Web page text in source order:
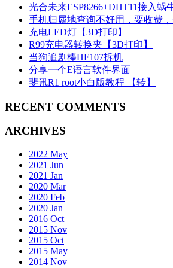
光合未来ESP8266+DHT11接入蜗
手机归属地查询不好用，要收费
充电LED灯【3D打印】
R99充电器转换夹【3D打印】
当狗追剧棒HF107拆机
分享一个E语言软件界面
斐讯R1 root小白版教程 【转】
RECENT COMMENTS
ARCHIVES
2022 May
2021 Jun
2021 Jan
2020 Mar
2020 Feb
2020 Jan
2016 Oct
2015 Nov
2015 Oct
2015 May
2014 Nov